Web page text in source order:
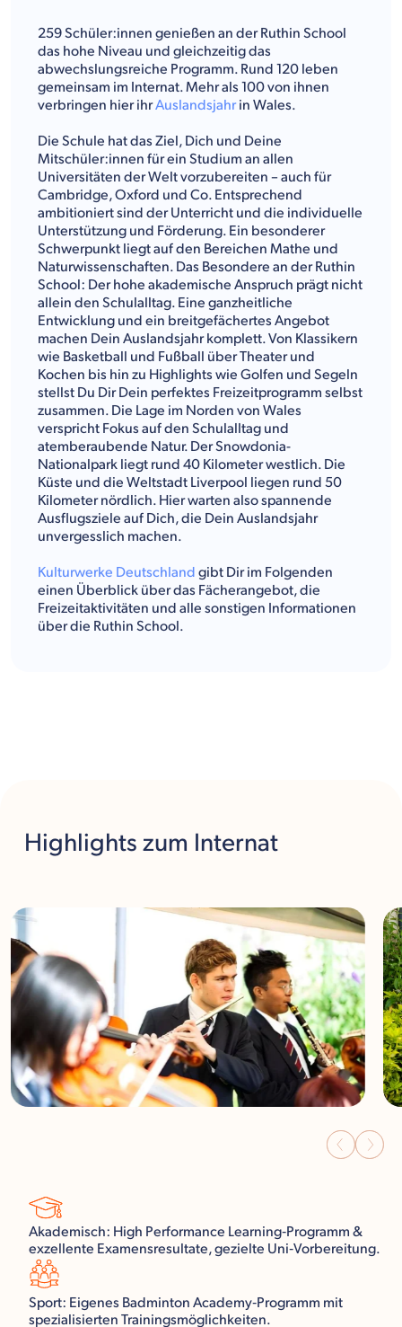
259 Schüler:innen genießen an der Ruthin School
das hohe Niveau und gleichzeitig das
abwechslungsreiche Programm. Rund 120 leben
gemeinsam im Internat. Mehr als 100 von ihnen
verbringen hier ihrAuslandsjahrin Wales.
Die Schule hat das Ziel, Dich und Deine
Mitschüler:innen für ein Studium an allen
Universitäten der Welt vorzubereiten – auch für
Cambridge, Oxford und Co. Entsprechend
ambitioniert sind der Unterricht und die individuelle
Unterstützung und Förderung. Ein besonderer
Schwerpunkt liegt auf den Bereichen Mathe und
Naturwissenschaften. Das Besondere an der Ruthin
School: Der hohe akademische Anspruch prägt nicht
allein den Schulalltag. Eine ganzheitliche
Entwicklung und ein breitgefächertes Angebot
machen Dein Auslandsjahr komplett. Von Klassikern
wie Basketball und Fußball über Theater und
Kochen bis hin zu Highlights wie Golfen und Segeln
stellst Du Dir Dein perfektes Freizeitprogramm selbst
zusammen. Die Lage im Norden von Wales
verspricht Fokus auf den Schulalltag und
atemberaubende Natur. Der Snowdonia-
Nationalpark liegt rund 40 Kilometer westlich. Die
Küste und die Weltstadt Liverpool liegen rund 50
Kilometer nördlich. Hier warten also spannende
Ausflugsziele auf Dich, die Dein Auslandsjahr
unvergesslich machen.
Kulturwerke Deutschland gibt Dir im Folgenden
einen Überblick über das Fächerangebot, die
Freizeitaktivitäten und alle sonstigen Informationen
über die Ruthin School.
Highlights zum Internat
Akademisch: High Performance Learning‑Programm &
exzellente Examensresultate, gezielte Uni‑Vorbereitung.
Sport: Eigenes Badminton Academy‑Programm mit
spezialisierten Trainingsmöglichkeiten.